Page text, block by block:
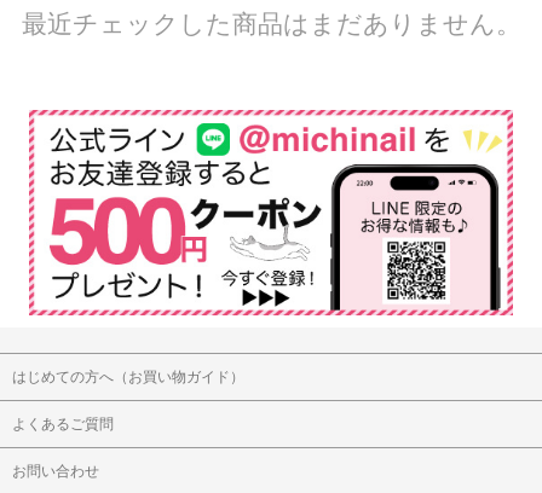
最近チェックした商品はまだありません。
はじめての方へ（お買い物ガイド）
よくあるご質問
お問い合わせ